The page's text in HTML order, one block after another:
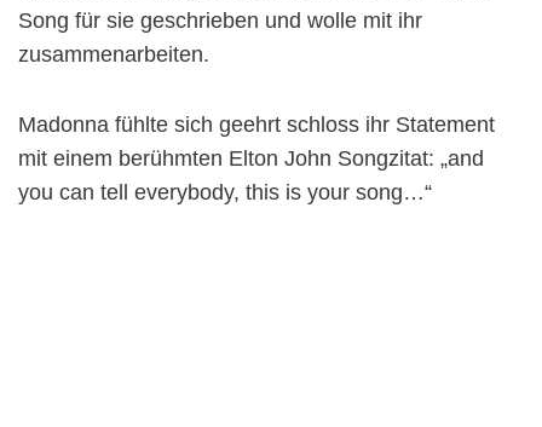
Song für sie geschrieben und wolle mit ihr
zusammenarbeiten.
Madonna fühlte sich geehrt schloss ihr Statement
mit einem berühmten Elton John Songzitat: „and
you can tell everybody, this is your song…“